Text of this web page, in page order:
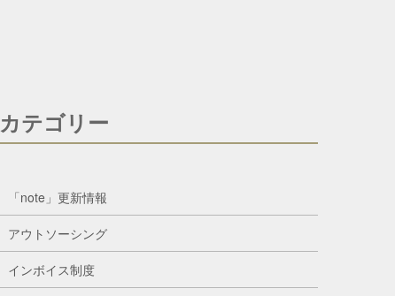
カテゴリー
「note」更新情報
アウトソーシング
インボイス制度